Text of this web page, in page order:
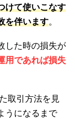
けて使いこなす
を伴います。
した時の損失が
用であれば損失
取引方法を見
うになるまで